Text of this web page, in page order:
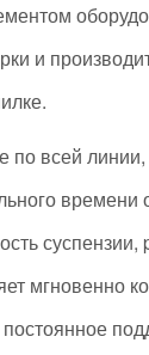
и
по всей
времени
мгновенно